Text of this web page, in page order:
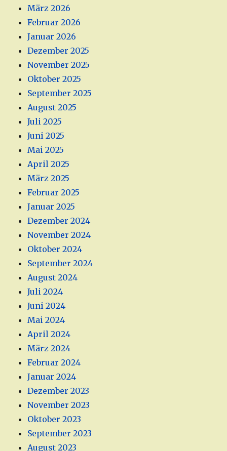
März 2026
Februar 2026
Januar 2026
Dezember 2025
November 2025
Oktober 2025
September 2025
August 2025
Juli 2025
Juni 2025
Mai 2025
April 2025
März 2025
Februar 2025
Januar 2025
Dezember 2024
November 2024
Oktober 2024
September 2024
August 2024
Juli 2024
Juni 2024
Mai 2024
April 2024
März 2024
Februar 2024
Januar 2024
Dezember 2023
November 2023
Oktober 2023
September 2023
August 2023